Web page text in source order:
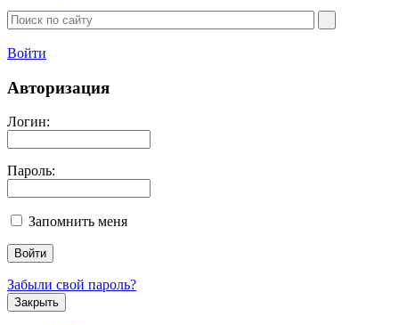
Войти
Авторизация
Логин:
Пароль:
Запомнить меня
Забыли свой пароль?
Закрыть